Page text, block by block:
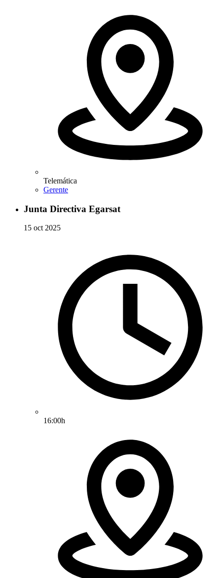
Telemática
Gerente
Junta Directiva Egarsat
15 oct 2025
16:00h